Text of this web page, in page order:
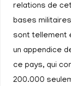
relations de
bases
sont tellement
un appendice
ce pays, qui
200.000